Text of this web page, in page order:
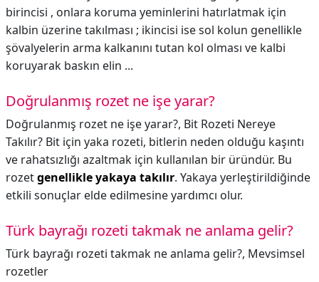
birincisi , onlara koruma yeminlerini hatırlatmak için
kalbin üzerine takılması ; ikincisi ise sol kolun genellikle
şövalyelerin arma kalkanını tutan kol olması ve kalbi
koruyarak baskın elin ...
Doğrulanmış rozet ne işe yarar?
Doğrulanmış rozet ne işe yarar?, Bit Rozeti Nereye
Takılır? Bit için yaka rozeti, bitlerin neden olduğu kaşıntı
ve rahatsızlığı azaltmak için kullanılan bir üründür. Bu
rozetgenellikle yakaya takılır. Yakaya yerleştirildiğinde
etkili sonuçlar elde edilmesine yardımcı olur.
Türk bayrağı rozeti takmak ne anlama gelir?
Türk bayrağı rozeti takmak ne anlama gelir?, Mevsimsel
rozetler